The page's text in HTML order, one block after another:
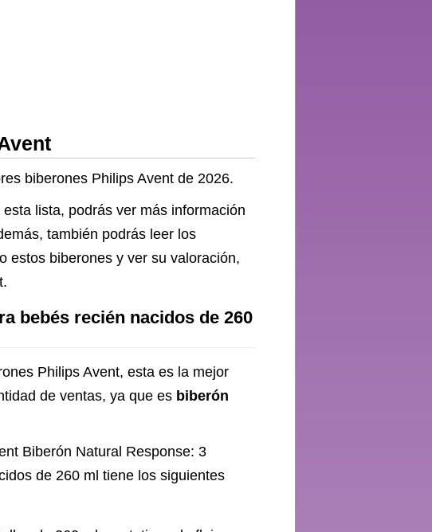
biberones Philips Avent de 2026.
lista, podrás ver más información
también podrás leer los
estos biberones y ver su valoración,
bebés recién nacidos de 260
Philips Avent, esta es la mejor
de ventas, ya que es biberón
Biberón Natural Response: 3
de 260 ml tiene los siguientes